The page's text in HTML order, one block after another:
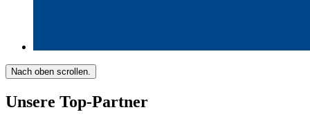
Nach oben scrollen.
Unsere Top-Partner